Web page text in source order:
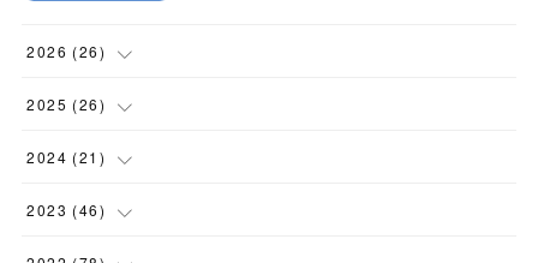
2026 (26)
(1)
(1 )
(4)
(4 )
2025 (26)
(2 )
(6)
(3)
2024 (21 )
(3)
(3)
2023 (46)